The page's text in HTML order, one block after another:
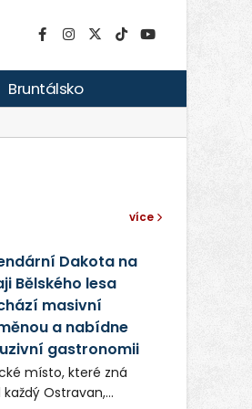
Bruntálsko
více
Dakota na
Bělského lesa
masivní
a nabídne
gastronomii
místo, které zná
každý Ostravan,